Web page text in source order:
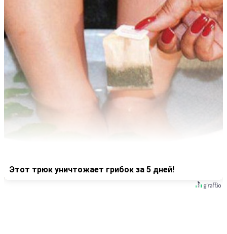
Этот трюк уничтожает грибок за 5 дней!